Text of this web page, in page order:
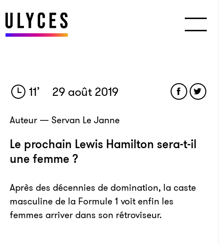
11’ 29 août 2019
Auteur — Servan Le Janne
Le prochain Lewis Hamilton sera-t-il
une femme ?
Après des décennies de domination, la caste
masculine de la Formule 1 voit enfin les
femmes arriver dans son rétroviseur.